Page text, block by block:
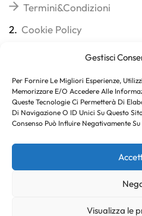
Gestisci
Per Fornire Le Migliori Esperienze,
Memorizzare E/o Accedere Alle
Queste Tecnologie Ci Permetterà Di
Di Navigazione O ID Unici Su Questo
Consenso Può Influire Negativamente
Visualizza le
Termini&Condizioni
2. Cookie Policy